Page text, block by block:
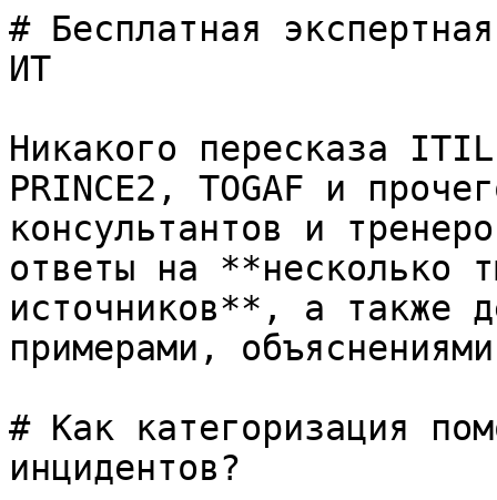
# Бесплатная
ИТ
Никакого пересказа
PRINCE2, TOGAF и
консультантов и
ответы на **несколько
источников**, а также
примерами,
# Как категоризация
инцидентов?